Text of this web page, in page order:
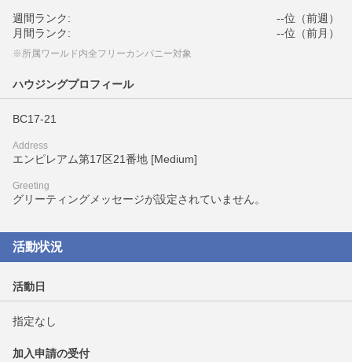
週間ランク:
--位（前週）
月間ランク:
--位（前月）
※所属ワールド内全フリーカンパニー対象
ハウジングプロフィール
BC17-21
Address
エンピレアム第17区21番地 [Medium]
Greeting
グリーティングメッセージが設定されていません。
活動状況
活動日
指定なし
加入申請の受付